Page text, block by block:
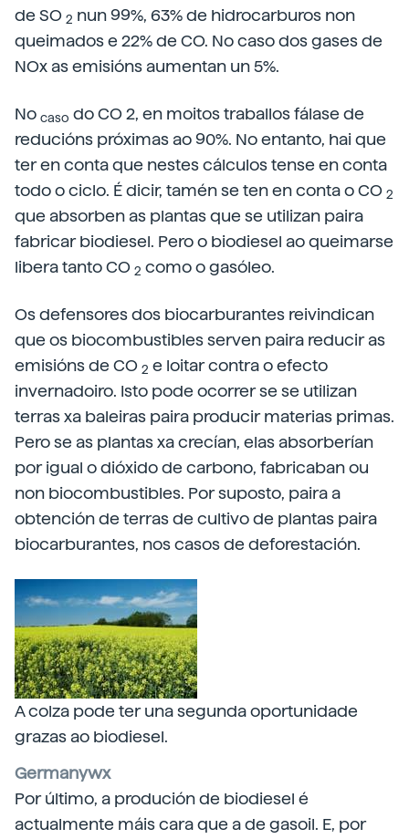
de SO 2 nun 99%, 63% de hidrocarburos non
queimados e 22% de CO. No caso dos gases de
NOx as emisións aumentan un 5%.
No caso do CO 2, en moitos traballos fálase de
reducións próximas ao 90%. No entanto, hai que
ter en conta que nestes cálculos tense en conta
todo o ciclo. É dicir, tamén se ten en conta o CO 2
que absorben as plantas que se utilizan paira
fabricar biodiesel. Pero o biodiesel ao queimarse
libera tanto CO 2 como o gasóleo.
Os defensores dos biocarburantes reivindican
que os biocombustibles serven paira reducir as
emisións de CO 2 e loitar contra o efecto
invernadoiro. Isto pode ocorrer se se utilizan
terras xa baleiras paira producir materias primas.
Pero se as plantas xa crecían, elas absorberían
por igual o dióxido de carbono, fabricaban ou
non biocombustibles. Por suposto, paira a
obtención de terras de cultivo de plantas paira
biocarburantes, nos casos de deforestación.
A colza pode ter una segunda oportunidade
grazas ao biodiesel.
Germanywx
Por último, a produción de biodiesel é
actualmente máis cara que a de gasoil. E, por